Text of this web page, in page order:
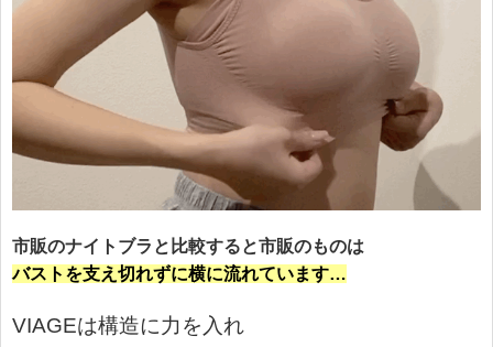
市販のナイトブラと比較すると市販のものは
バストを支え切れずに横に流れています…
VIAGEは構造に力を入れ